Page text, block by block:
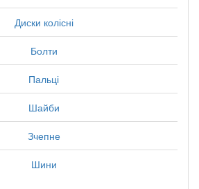
Диски колісні
Болти
Пальці
Шайби
Зчепне
Шини